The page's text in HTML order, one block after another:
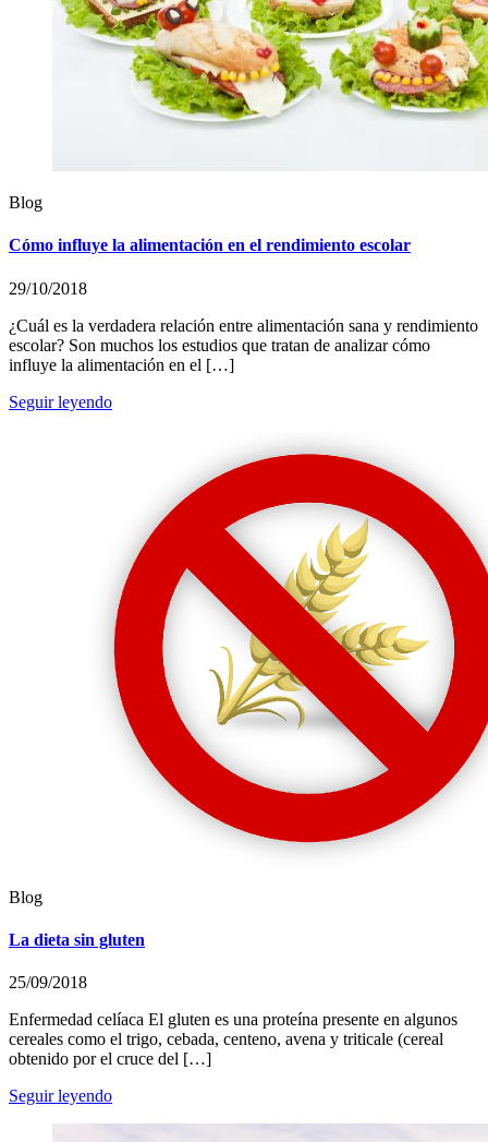
Blog
Cómo influye la alimentación en el rendimiento escolar
29/10/2018
¿Cuál es la verdadera relación entre alimentación sana y rendimiento
escolar? Son muchos los estudios que tratan de analizar cómo
influye la alimentación en el […]
Seguir leyendo
Blog
La dieta sin gluten
25/09/2018
Enfermedad celíaca El gluten es una proteína presente en algunos
cereales como el trigo, cebada, centeno, avena y triticale (cereal
obtenido por el cruce del […]
Seguir leyendo